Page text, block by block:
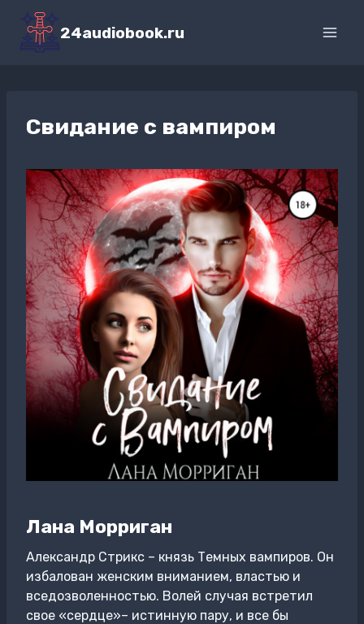
Перейти
содержимому
24audiobook.ru
Свидание с вампиром
Лана Морриган
Александр Стрикс – князь Темных вампиров. Он
избалован женским вниманием, властью и
вседозволенностью. Волей случая встретил
свое «сердце»– истинную пару, и все бы